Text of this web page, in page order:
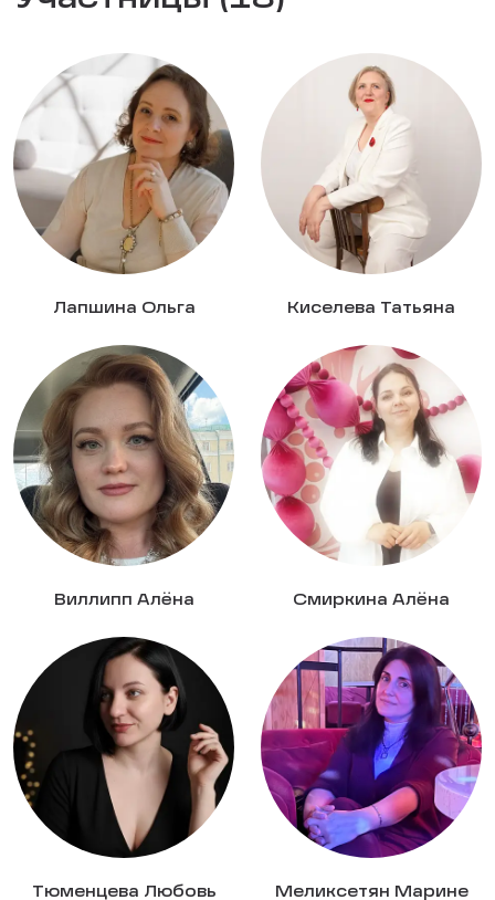
Лапшина Ольга Киселева Татьяна
Виллипп Алёна Смиркина Алёна
Тюменцева Любовь Меликсетян Марине